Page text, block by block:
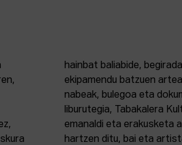
hainbat baliabide,
ekipamendu batzuen
nabeak, bulegoa eta
liburutegia, Tabakalera
emanaldi eta erakusketa
hartzen ditu, bai eta